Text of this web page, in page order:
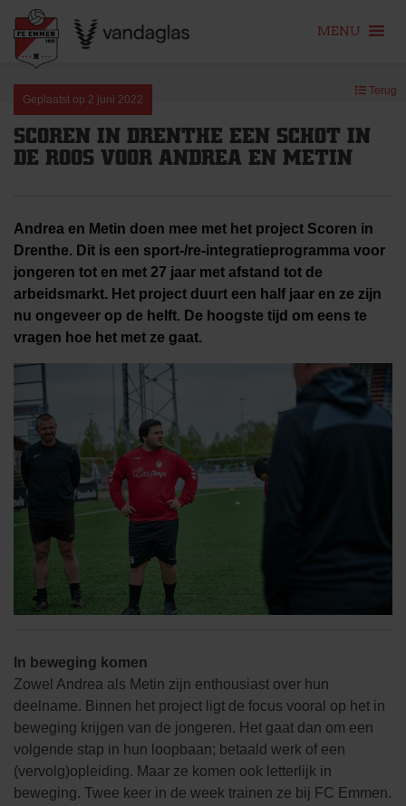
content
MENU
Geplaatst op 2 juni 2022
Terug
SCOREN IN DRENTHE EEN SCHOT IN
DE ROOS VOOR ANDREA EN METIN
Andrea en Metin doen mee met het project Scoren in
Drenthe. Dit is een sport-/re-integratieprogramma voor
jongeren tot en met 27 jaar met afstand tot de
arbeidsmarkt. Het project duurt een half jaar en ze zijn
nu ongeveer op de helft. De hoogste tijd om eens te
vragen hoe het met ze gaat.
In beweging komen
Zowel Andrea als Metin zijn enthousiast over hun
deelname. Binnen het project ligt de focus vooral op het in
beweging krijgen van de jongeren. Het gaat dan om een
volgende stap in hun loopbaan; betaald werk of een
(vervolg)opleiding. Maar ze komen ook letterlijk in
beweging. Twee keer in de week trainen ze bij FC Emmen.